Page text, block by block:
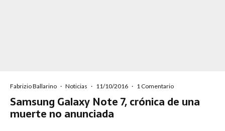
Fabrizio Ballarino · Noticias · 11/10/2016 · 1 Comentario
Samsung Galaxy Note 7, crónica de una
muerte no anunciada